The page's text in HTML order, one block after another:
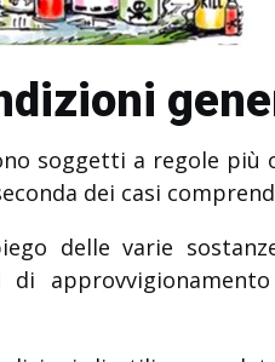
soggetti a regole più
dei casi
delle varie